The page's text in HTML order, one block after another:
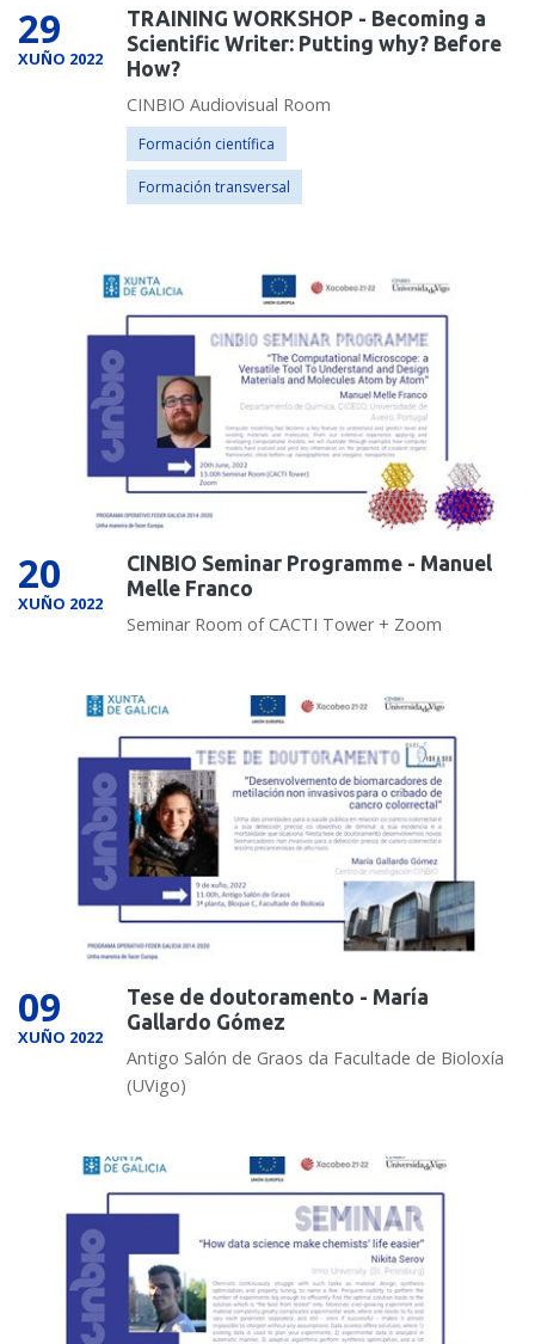
29
XUÑO 2022
TRAINING WORKSHOP - Becoming a
Scientific Writer: Putting why? Before
How?
CINBIO Audiovisual Room
Formación científica
Formación transversal
20
XUÑO 2022
CINBIO Seminar Programme - Manuel
Melle Franco
Seminar Room of CACTI Tower + Zoom
09
XUÑO 2022
Tese de doutoramento - María
Gallardo Gómez
Antigo Salón de Graos da Facultade de Bioloxía
(UVigo)